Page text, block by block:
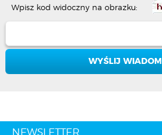
Wpisz kod widoczny na obrazku:
NEWSLETTER